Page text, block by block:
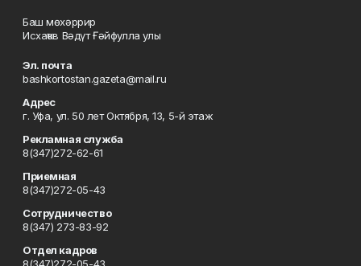
Баш мөхәррир
Исхаҡов Вәдүт Ғәйфулла улы
Эл. почта
bashkortostan.gazeta@mail.ru
Адрес
г. Уфа, ул. 50 лет Октября, 13, 5-й этаж
Рекламная служба
8(347)272-62-61
Приемная
8(347)272-05-43
Сотрудничество
8(347) 273-83-92
Отдел кадров